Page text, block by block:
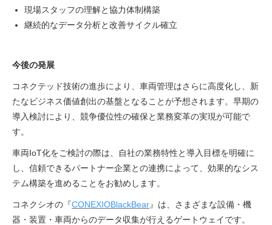
現場スタッフの理解と協力体制構築
継続的なデータ分析と改善サイクル確立
今後の発展
コネクテッド技術の進歩により、車両管理はさらに高度化し、新
たなビジネス価値創出の基盤となることが予想されます。早期の
導入検討により、競争優位性の確保と業務変革の実現が可能で
す。
車両IoT化をご検討の際は、自社の業務特性と導入目標を明確に
し、信頼できるパートナー企業との連携によって、効果的なシス
テム構築を進めることをお勧めします。
コネクシオの『CONEXIOBlackBear』は、さまざまな設備・機
器・装置・車両からのデータ収集が行えるゲートウェイです。